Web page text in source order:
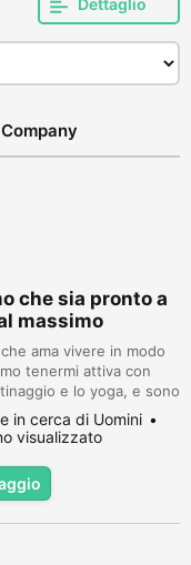
Dettaglio
Company
che sia pronto a
massimo
ama vivere in modo
tenermi attiva con
e lo yoga, e sono
mondo olistico.
in cerca di Uomini
visualizzato